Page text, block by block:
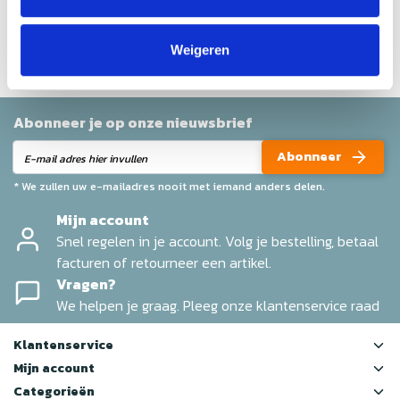
Weigeren
Help ons en andere klanten door het schrijven van een
Abonneer je op onze nieuwsbrief
Abonneer
* We zullen uw e-mailadres nooit met iemand anders delen.
Mijn account
Snel regelen in je account. Volg je bestelling, betaal
facturen of retourneer een artikel.
Vragen?
We helpen je graag. Pleeg onze klantenservice raad
Klantenservice
Mijn account
Categorieën